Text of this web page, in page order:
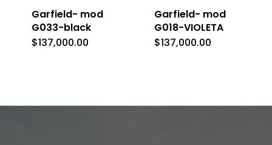
Garfield- mod
G033-black
$137,000.00
Garfield- mod
G018-VIOLETA
$137,000.00